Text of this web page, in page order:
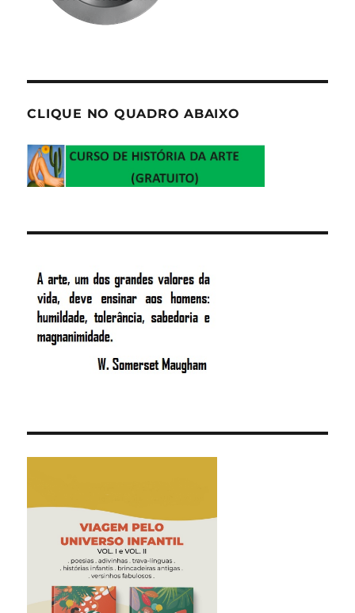
CLIQUE NO QUADRO ABAIXO